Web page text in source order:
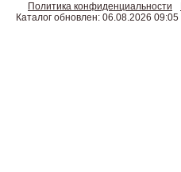
Политика конфиденциальности
Каталог обновлен: 06.08.2026 09:05